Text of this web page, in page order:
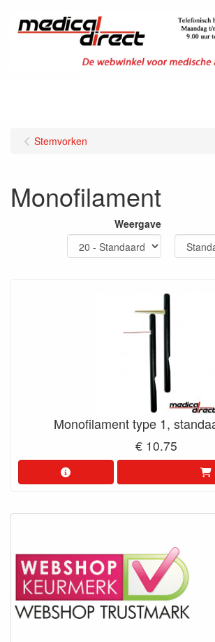
Stemvorken
Monofilament
Weergave
Monofilament type 1,
€ 10.75